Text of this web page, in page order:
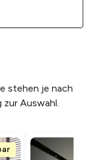
stehen je nach
Auswahl.